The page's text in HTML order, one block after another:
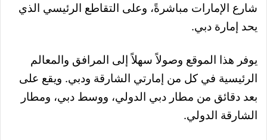
شارع الإمارات مباشرةً، وعلى التقاطع الرئيسي الذي
يحد إمارة دبي.
يوفر هذا الموقع وصولاً سهلاً إلى المرافق والمعالم
الرئيسية في كل من إمارتي الشارقة ودبي. ويقع على
بعد دقائق من مطار دبي الدولي، ووسط دبي، ومطار
الشارقة الدولي.